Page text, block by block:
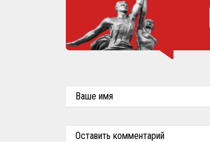
Ваше имя
Оставить комментарий